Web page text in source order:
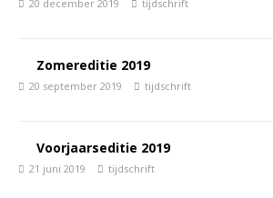
20 december 2019 tijdschrift
Zomereditie 2019
20 september 2019 tijdschrift
Voorjaarseditie 2019
21 juni 2019 tijdschrift